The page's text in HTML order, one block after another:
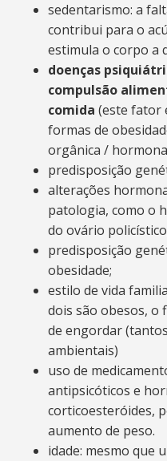
sedentarismo: a
contribui para o
estimula o corpo a
doenças
compulsão
comida (este fator
formas de
orgânica /
predisposição
alterações
patologia, como o
do ovário
predisposição
obesidade;
estilo de vida
dois são obesos, o
de engordar
ambientais)
uso de
antipsicóticos e
corticoesteróides,
aumento de peso.
idade: mesmo que